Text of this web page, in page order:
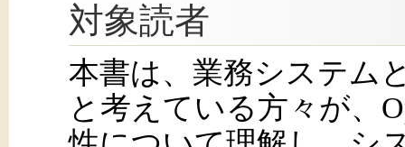
対象読者
本書は、業務システム
と考えている方々が、